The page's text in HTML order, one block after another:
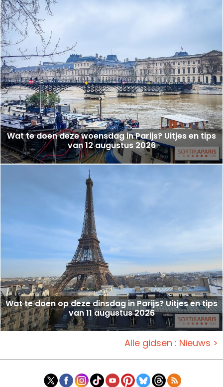
Wat te doen deze woensdag in Parijs? Uitjes en tips
van 12 augustus 2026
Wat te doen op deze dinsdag in Parijs? Uitjes en tips
van 11 augustus 2026
Alle gidsen : Nieuws >